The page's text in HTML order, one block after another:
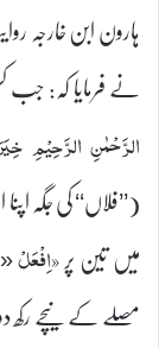
ہارون ابن خارجہ
نے فرمایا کہ: جب
الرَّحْمٰنِ الرَّحِيْمِ
(’’فلاں‘‘ کی جگہ
میں تین پر«اِفْعَلْ
مصلے کے نیچے رکھ دو